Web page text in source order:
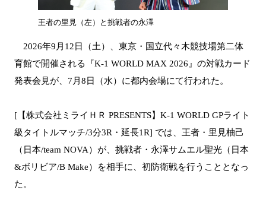
王者の里見（左）と挑戦者の永澤
2026年9月12日（土）、東京・国立代々木競技場第二体
育館で開催される『K-1 WORLD MAX 2026』の対戦カード
発表会見が、7月8日（水）に都内会場にて行われた。
[【株式会社ミライＨＲ PRESENTS】K-1 WORLD GPライト
級タイトルマッチ/3分3R・延長1R] では、王者・里見柚己
（日本/team NOVA）が、挑戦者・永澤サムエル聖光（日本
&ボリビア/B Make）を相手に、初防衛戦を行うこととなっ
た。